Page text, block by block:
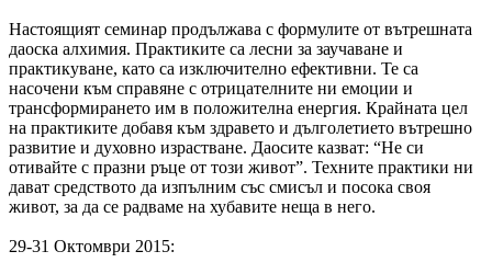
Настоящият семинар продължава с формулите от вътрешната
даоска алхимия. Практиките са лесни за заучаване и
практикуване, като са изключително ефективни. Те са
насочени към справяне с отрицателните ни емоции и
трансформирането им в положителна енергия. Крайната цел
на практиките добавя към здравето и дълголетието вътрешно
развитие и духовно израстване. Даосите казват: “Не си
отивайте с празни ръце от този живот”. Техните практики ни
дават средството да изпълним със смисъл и посока своя
живот, за да се радваме на хубавите неща в него.
29-31 Октомври 2015: